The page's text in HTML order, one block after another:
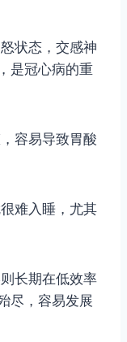
状态，交感神
是冠心病的重
容易导致胃酸
难入睡，尤其
长期在低效率
尽，容易发展